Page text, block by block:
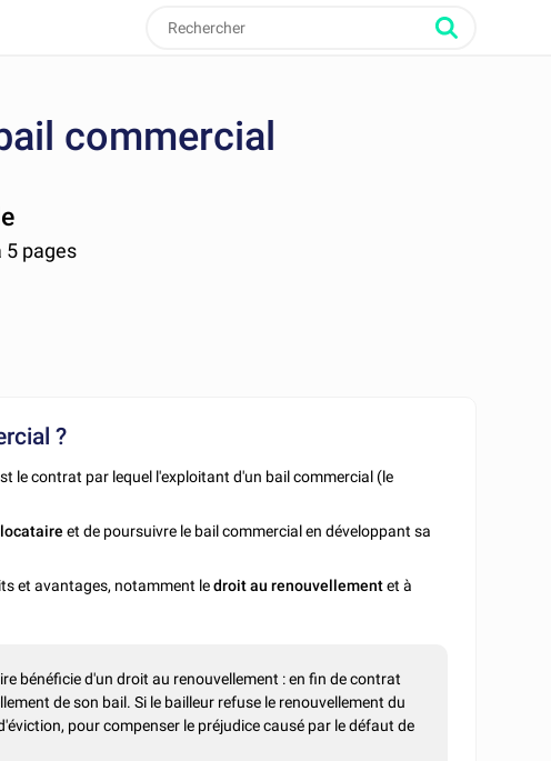
commercial
5 pages
?
le contrat par lequel l'exploitant d'un bail commercial (le
et de poursuivre le bail commercial en développant sa
et avantages, notamment ledroit au renouvellementet à
bénéficie d'un droit au renouvellement : en fin de contrat
de son bail. Si le bailleur refuse le renouvellement du
pour compenser le préjudice causé par le défaut de